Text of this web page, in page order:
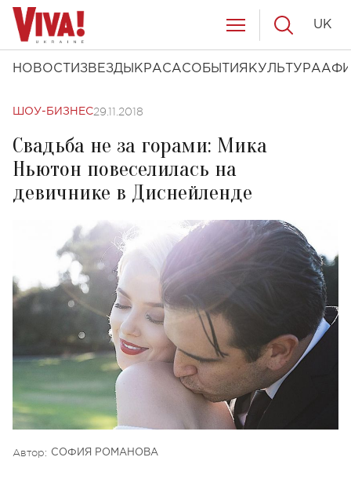
НОВОСТИ ЗВЕЗДЫ КРАСАСОБЫТИЯ КУЛЬТУРА
UK
ШОУ-БИЗНЕС29.11.2018
Свадьба не за горами: Мика
Ньютон повеселилась на
девичнике в Диснейленде
Автор: СОФИЯ РОМАНОВА